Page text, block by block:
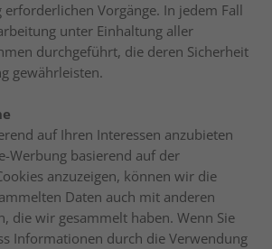
Vorgänge. In jedem Fall
unter Einhaltung aller
durchgeführt, die deren Sicherheit
gewährleisten.
auf Ihren Interessen anzubieten
Werbung basierend auf der
anzuzeigen, können wir die
Daten auch mit anderen
die wir gesammelt haben. Wenn Sie
Informationen durch die Verwendung